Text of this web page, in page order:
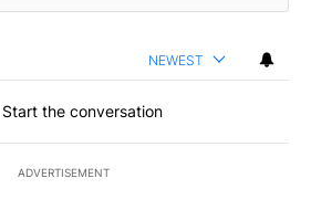
NEWEST
Start the conversation
ADVERTISEMENT